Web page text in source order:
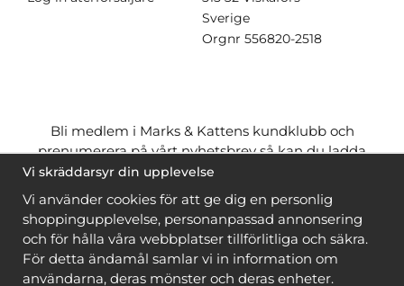
Sverige
Orgnr 556820-2518
Bli medlem i Marks & Kattens kundklubb och
prenumerera på vårt nyhetsbrev så kan du ladda
ner många mönstergratisoch få många
när du handlar garn till mönstret. Du ser vilka som
är
gratis när du är inloggad
Bli medlem
Vi skräddarsyr din upplevelse
Vi använder cookies för att ge dig en personlig
shoppingupplevelse, personanpassad annonsering
och för hålla våra webbplatser tillförlitliga och säkra.
För detta ändamål samlar vi in information om
användarna, deras mönster och deras enheter.